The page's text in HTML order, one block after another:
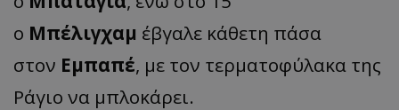
ο Μπέλιγχαμ έβγαλε κάθετη πάσα
στον Εμπαπέ, με τον τερματοφύλακα της
Ράγιο να μπλοκάρει.